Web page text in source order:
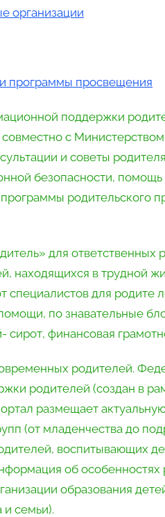
организации
программы просвещения
поддержки
с
и советы
безопасности, помощь
родительского
для ответственных
находящихся в трудной
специалистов для родите
по знавательные
финансовая
родителей.
родителей (создан в
размещает
(от младенчества до
воспитывающих
об особенностях
образования
семьи).